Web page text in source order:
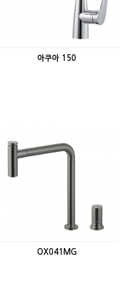
아쿠아 150
OX041MG